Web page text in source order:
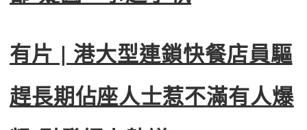
有片 | 港大型連鎖快餐店員驅
趕長期佔座人士惹不滿有人爆